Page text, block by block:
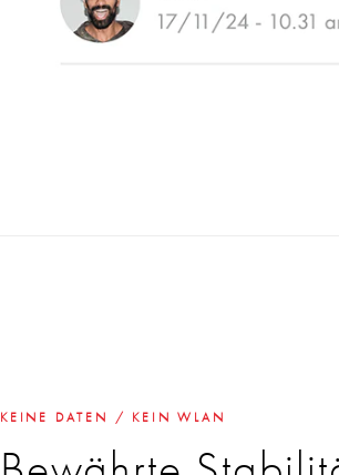
KEINE DATEN / KEIN WLAN